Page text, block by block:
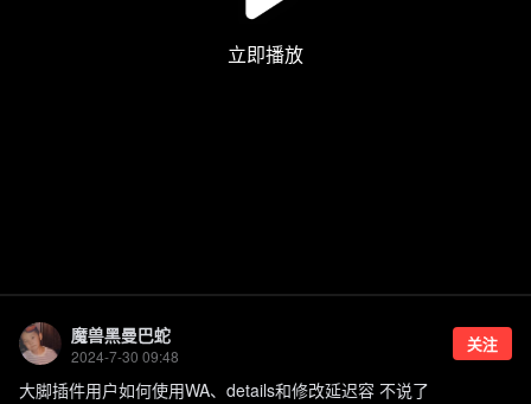
魔兽黑曼巴蛇
2024-7-30 09:48
关注
大脚插件用户如何使用WA、details和修改延迟容 不说了